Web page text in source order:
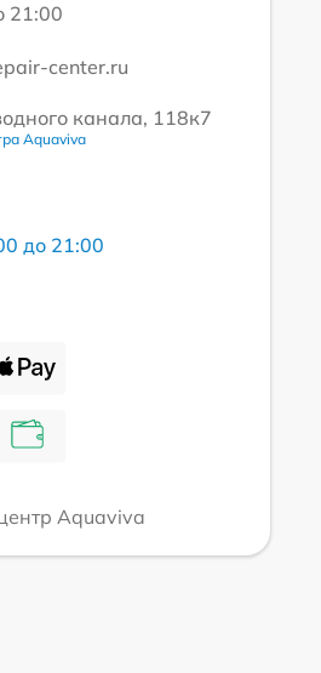
21:00
center.ru
канала, 118к7
Aquaviva
до 21:00
Aquaviva